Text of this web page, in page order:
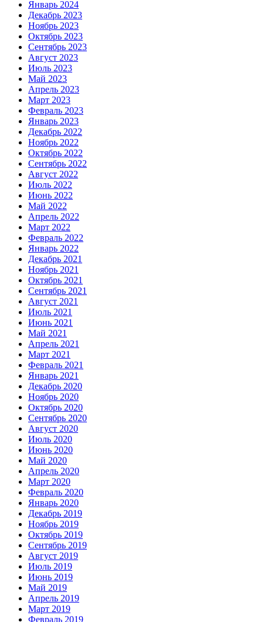
Январь 2024
Декабрь 2023
Ноябрь 2023
Октябрь 2023
Сентябрь 2023
Август 2023
Июль 2023
Май 2023
Апрель 2023
Март 2023
Февраль 2023
Январь 2023
Декабрь 2022
Ноябрь 2022
Октябрь 2022
Сентябрь 2022
Август 2022
Июль 2022
Июнь 2022
Май 2022
Апрель 2022
Март 2022
Февраль 2022
Январь 2022
Декабрь 2021
Ноябрь 2021
Октябрь 2021
Сентябрь 2021
Август 2021
Июль 2021
Июнь 2021
Май 2021
Апрель 2021
Март 2021
Февраль 2021
Январь 2021
Декабрь 2020
Ноябрь 2020
Октябрь 2020
Сентябрь 2020
Август 2020
Июль 2020
Июнь 2020
Май 2020
Апрель 2020
Март 2020
Февраль 2020
Январь 2020
Декабрь 2019
Ноябрь 2019
Октябрь 2019
Сентябрь 2019
Август 2019
Июль 2019
Июнь 2019
Май 2019
Апрель 2019
Март 2019
Февраль 2019